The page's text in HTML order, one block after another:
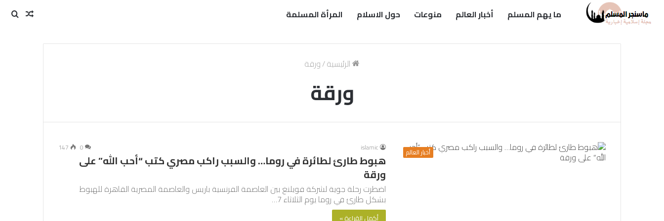
ما يهم المسلم أخبار العالم منوعات حول الاسلام المرأة المسلمة
مقال
الرئيسية/ورقة
ورقة
أخبار العالم islamic
0
147
هبوط طارئ لطائرة في روما… والسبب راكب مصري كتب “أحب الله” على
ورقة
اضطرت رحلة جوية لشركة فويلنغ بين العاصمة الفرنسية باريس والعاصمة المصرية القاهرة للهبوط
بشكل طارئ في روما يوم الثلاثاء 7…
أكمل القراءة »